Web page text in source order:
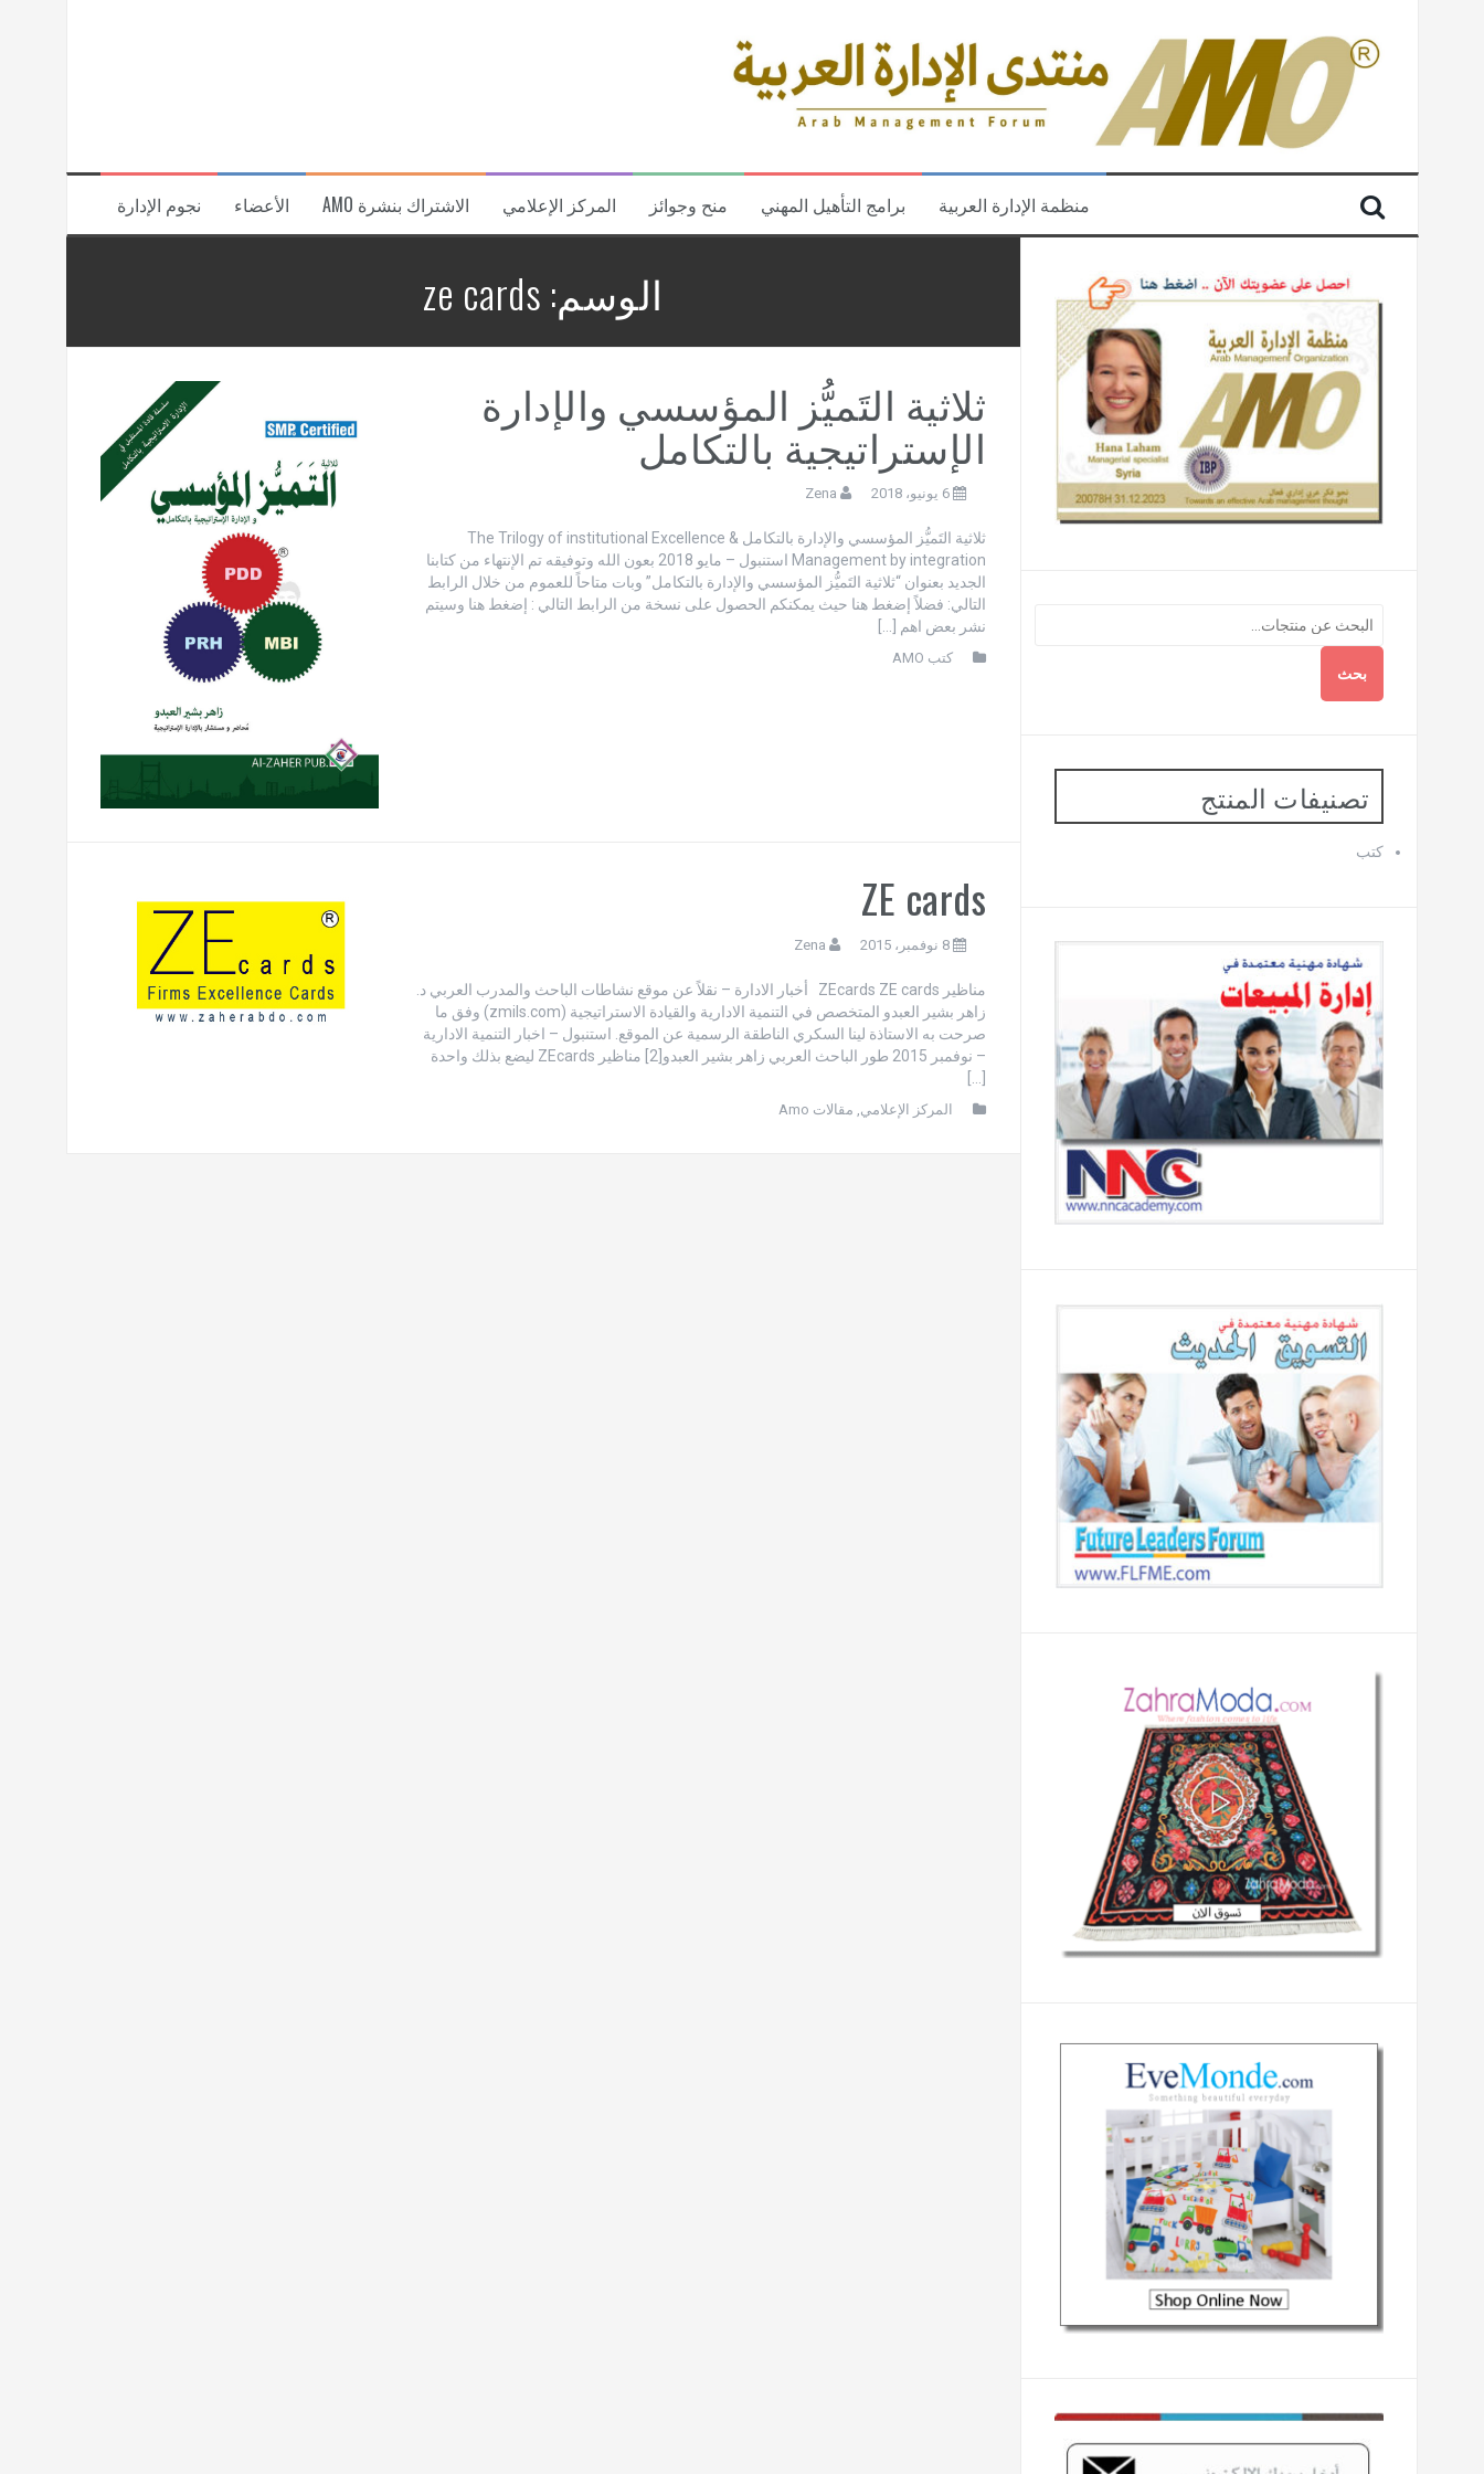
نجوم الإدارة الأعضاء الاشتراك بنشرة AMO المركز الإعلامي منح وجوائز برامج التأهيل المهني منظمة الإدارة العربية
الوسم: ze cards
ثلاثية التَميُّز المؤسسي والإدارة
الإستراتيجية بالتكامل
6 يونيو، 2018 Zena
ثلاثية التَميُّز المؤسسي والإدارة بالتكامل The Trilogy of institutional Excellence &
Management by integration استنبول – مايو 2018 بعون الله وتوفيقه تم الإنتهاء من كتابنا
الجديد بعنوان “ثلاثية التَميُّز المؤسسي والإدارة بالتكامل” وبات متاحاً للعموم من خلال الرابط
التالي: فضلاً إضغط هنا حيث يمكنكم الحصول على نسخة من الرابط التالي : إضغط هنا وسيتم
نشر بعض اهم […]
كتب AMO
ZE cards
8 نوفمبر، 2015 Zena
مناظير ZEcards ZE cards أخبار الادارة – نقلاً عن موقع نشاطات الباحث والمدرب العربي د.
زاهر بشير العبدو المتخصص في التنمية الادارية والقيادة الاستراتيجية (zmils.com) وفق ما
صرحت به الاستاذة لينا السكري الناطقة الرسمية عن الموقع. استنبول – اخبار التنمية الادارية
– نوفمبر 2015 طور الباحث العربي زاهر بشير العبدو[2] مناظير ZEcards ليضع بذلك واحدة
المركز الإعلامي مقالات Amo
بحث
تصنيفات المنتج
كتب